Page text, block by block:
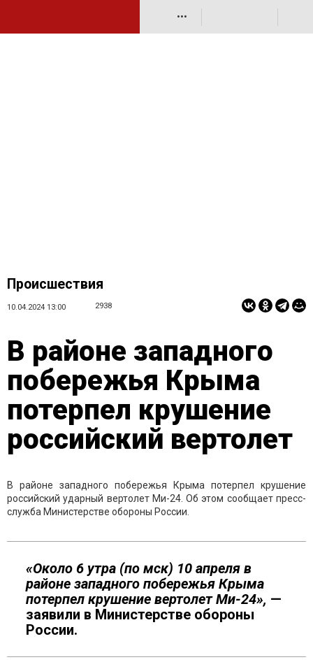
•••
Происшествия
10.04.2024 13:00 2938
В районе западного
побережья Крыма
потерпел крушение
российский вертолет
В районе западного побережья Крыма потерпел крушение
российский ударный вертолет Ми-24. Об этом сообщает пресс-
служба Министерстве обороны России.
«Около 6 утра (по мск) 10 апреля в
районе западного побережья Крыма
потерпел крушение вертолет Ми-24», —
заявили в Министерстве обороны
России.